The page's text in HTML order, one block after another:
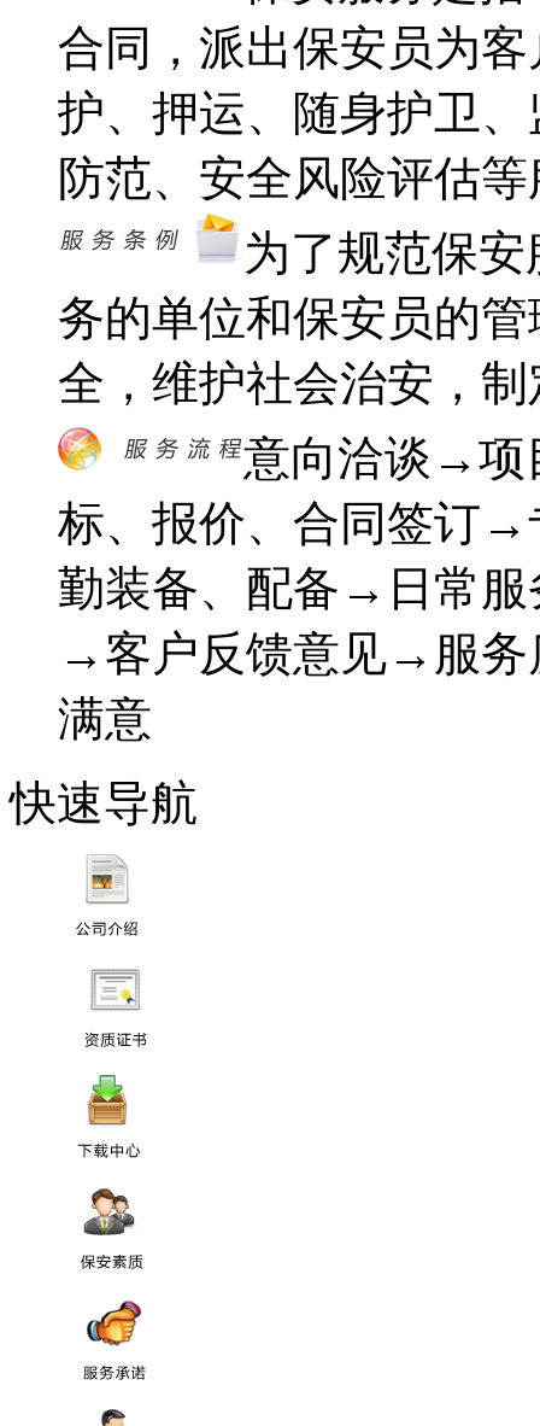
合同，派出保安员为
护、押运、随身护卫
防范、安全风险评估
为了规范保
务的单位和保安员的
全，维护社会治安，
意向洽谈→项
标、报价、合同签订
勤装备、配备→日常
→客户反馈意见→服务
满意
快速导航